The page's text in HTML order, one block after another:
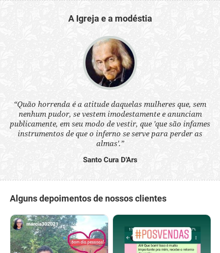
A Igreja e a modéstia
“Quão horrenda é a atitude daquelas mulheres que, sem
nenhum pudor, se vestem imodestamente e anunciam
publicamente, em seu modo de vestir, que 'que são infames
instrumentos de que o inferno se serve para perder as
almas'.”
Santo Cura D'Ars
Alguns depoimentos de nossos clientes